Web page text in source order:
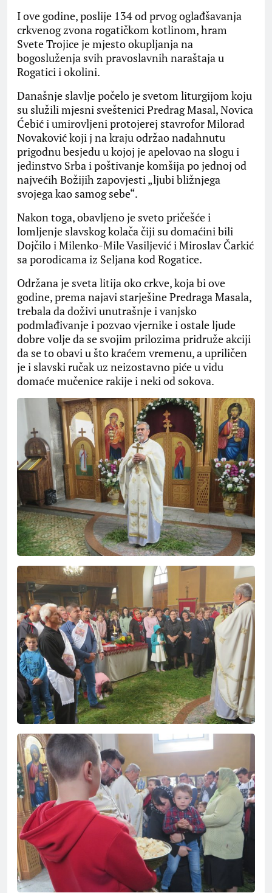
I ove godine, poslije 134 od prvog oglađšavanja
crkvenog zvona rogatičkom kotlinom, hram
Svete Trojice je mjesto okupljanja na
bogosluženja svih pravoslavnih naraštaja u
Rogatici i okolini.
Današnje slavlje počelo je svetom liturgijom koju
su služili mjesni sveštenici Predrag Masal, Novica
Ćebić i umirovljeni protojerej stavrofor Milorad
Novaković koji j na kraju održao nadahnutu
prigodnu besjedu u kojoj je apelovao na slogu i
jedinstvo Srba i poštivanje komšija po jednoj od
najvećih Božijih zapovjesti „ljubi bližnjega
svojega kao samog sebe“.
Nakon toga, obavljeno je sveto pričešće i
lomljenje slavskog kolača čiji su domaćini bili
Dojčilo i Milenko-Mile Vasiljević i Miroslav Čarkić
sa porodicama iz Seljana kod Rogatice.
Održana je sveta litija oko crkve, koja bi ove
godine, prema najavi starješine Predraga Masala,
trebala da doživi unutrašnje i vanjsko
podmlađivanje i pozvao vjernike i ostale ljude
dobre volje da se svojim prilozima pridruže akciji
da se to obavi u što kraćem vremenu, a upriličen
je i slavski ručak uz neizostavno piće u vidu
domaće mučenice rakije i neki od sokova.